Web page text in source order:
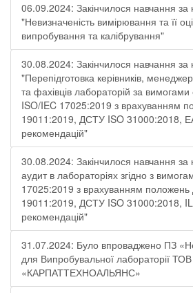
06.09.2024: Закінчилося навчання за
"Невизначеність вимірювання та її
випробування та калібрування"
30.08.2024: Закінчилося навчання за
"Перепідготовка керівників,
та фахівців лабораторій за
ISO/IEC 17025:2019 з врахуванням
19011:2019, ДСТУ ISO 31000:2018,
рекомендацій"
30.08.2024: Закінчилося навчання за
аудит в лабораторіях згідно з
17025:2019 з врахуванням
19011:2019, ДСТУ ISO 31000:2018,
рекомендацій"
31.07.2024: Було впроваджено ПЗ
для Випробувальної лабораторії ТОВ
«КАРПАТТЕХНОАЛЬЯНС»